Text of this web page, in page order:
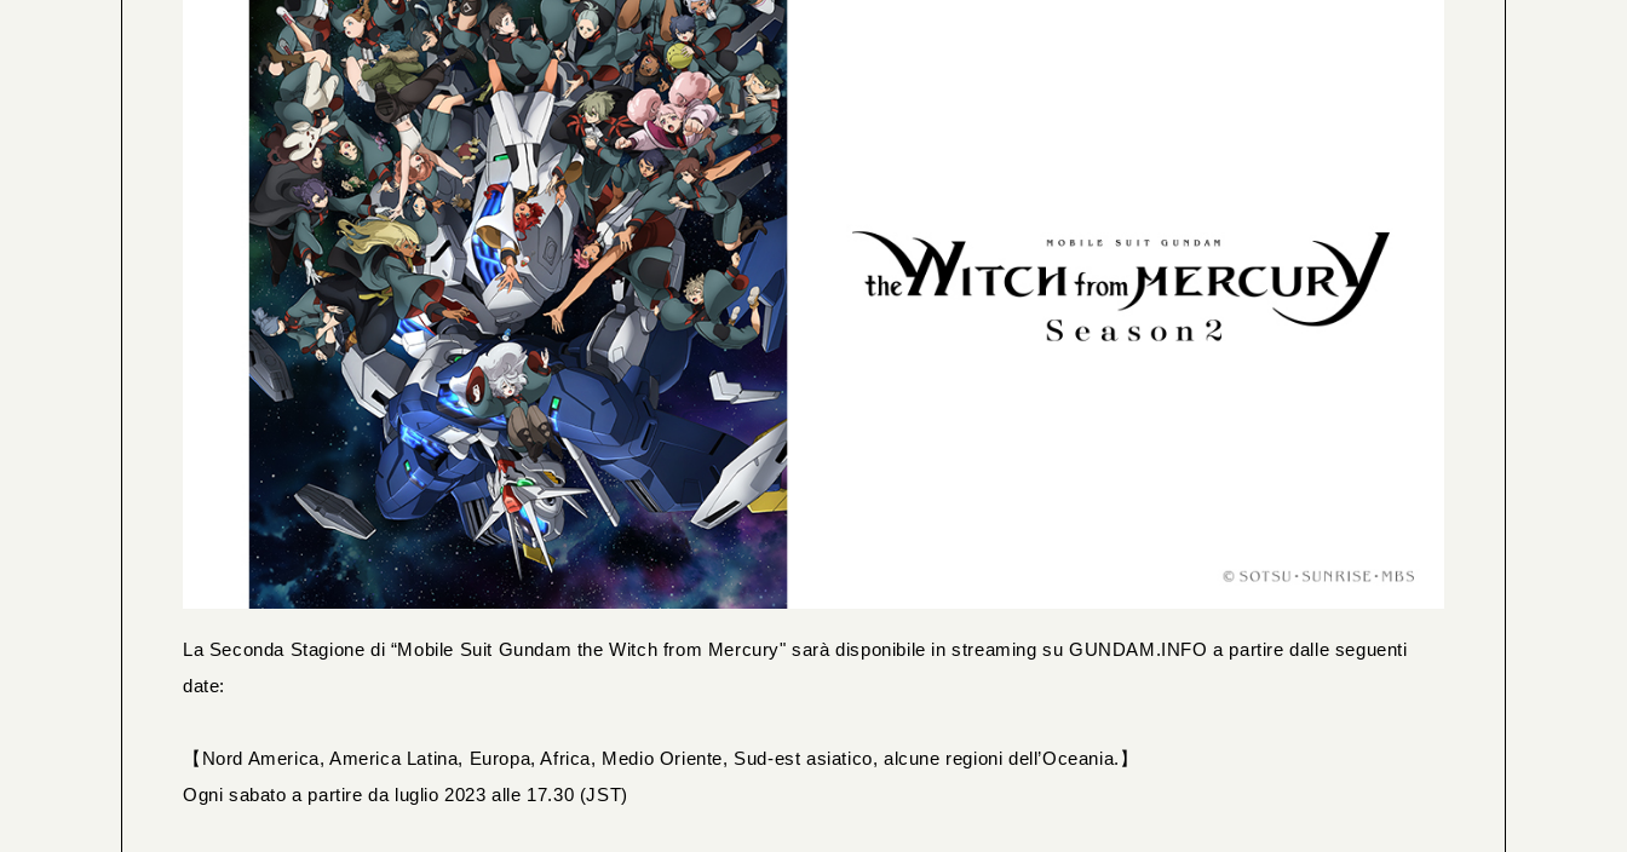
La Seconda Stagione di “Mobile Suit Gundam the Witch from Mercury" sarà disponibile in streaming su GUNDAM.INFO a partire dalle seguenti
date:
【Nord America, America Latina, Europa, Africa, Medio Oriente, Sud-est asiatico, alcune regioni dell’Oceania.】
Ogni sabato a partire da luglio 2023 alle 17.30 (JST)